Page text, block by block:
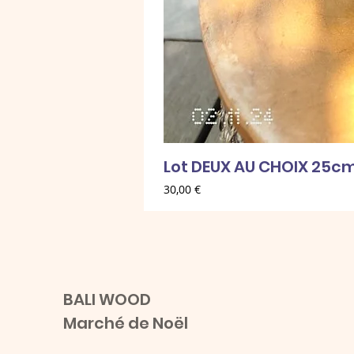
Lot DEUX AU CHOIX
Prix
30,00 €
BALI WOOD
Marché de Noël